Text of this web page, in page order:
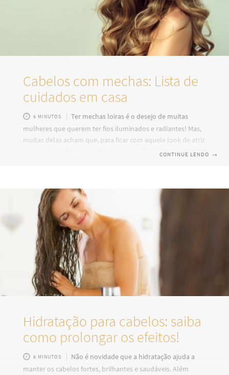
Cabelos com mechas: Lista de
cuidados em casa
6 MINUTOS
Ter mechas loiras é o desejo de muitas
mulheres que querem ter fios iluminados e radiantes! Mas,
muitas delas acham que, para ficar com aquele look de atriz
de novela, basta apenas fazer a coloração no salão e
especializados, quanto seguir uma lista de cuidados em
casa. Quer descobrir como alguns cuidados caseiros podem
fazer
CONTINUE LENDO →
Hidratação para cabelos: saiba
como prolongar os efeitos!
6 MINUTOS
Não é novidade que a hidratação ajuda a
manter os cabelos fortes, brilhantes e saudáveis. Além